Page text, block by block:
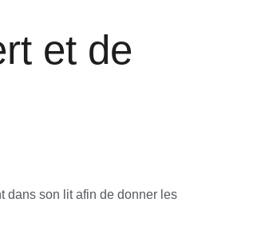
et de
dans son lit afin de donner les